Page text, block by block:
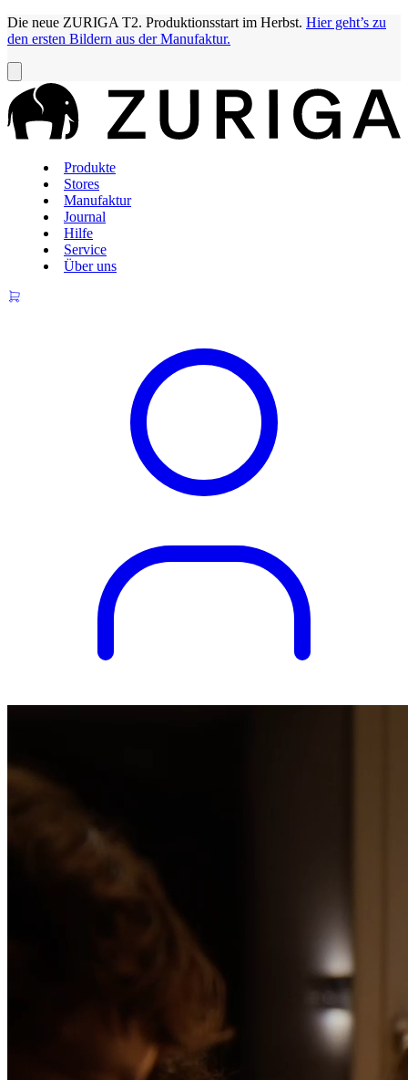
Die neue ZURIGA T2. Produktionsstart im Herbst. Hier geht’s zu
den ersten Bildern aus der Manufaktur.
Produkte
Stores
Manufaktur
Journal
Hilfe
Service
Über uns